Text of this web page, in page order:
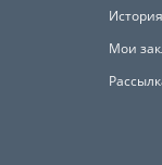
Мои